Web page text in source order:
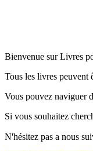
Bienvenue sur Livres
Tous les livres peuvent
Vous pouvez naviguer
Si vous souhaitez
N'hésitez pas a nous